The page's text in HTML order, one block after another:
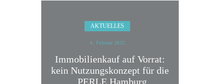
AKTUELLES
4. Februar 2025
Immobilienkauf auf Vorrat:
kein Nutzungskonzept für die
„PERLE Hamburg